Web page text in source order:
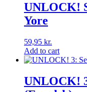
UNLOCK!
Yore
59,95 kr.
Add to cart
UNLOCK!